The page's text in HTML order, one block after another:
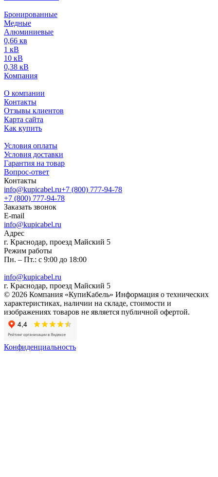
Бронированные
Медные
Алюминиевые
0,66 кв
1 кВ
10 кВ
0,38 кВ
Компания
О компании
Контакты
Отзывы клиентов
Карта сайта
Как купить
Условия оплаты
Условия доставки
Гарантия на товар
Вопрос-ответ
Контакты
info@kupicabel.ru+7 (800) 777-94-78
+7 (800) 777-94-78
Заказать звонок
E-mail
info@kupicabel.ru
Адрес
г. Краснодар, проезд Майский 5
Режим работы
Пн. – Пт.: с 9:00 до 18:00
info@kupicabel.ru
г. Краснодар, проезд Майский 5
© 2026 Компания «КупиКабель» Информация о технических
характеристиках, наличии на складе, стоимости и
изображениях товаров не является публичной офертой.
Конфиденциальность